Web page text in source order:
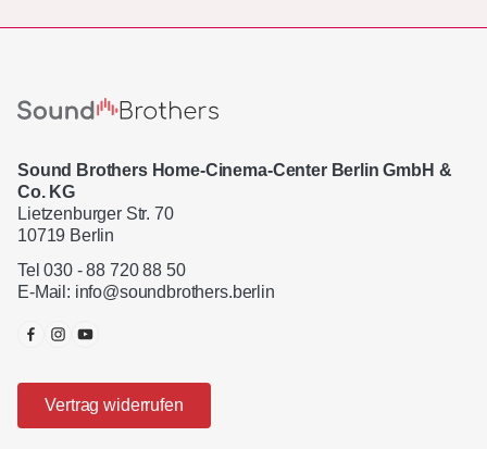
Sound Brothers Home-Cinema-Center Berlin GmbH &
Co. KG
Lietzenburger Str. 70
10719 Berlin
Tel 030 - 88 720 88 50
E-Mail: info@soundbrothers.berlin
Vertrag widerrufen